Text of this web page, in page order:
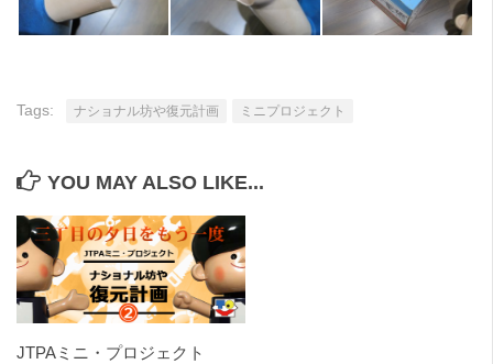
Tags: ナショナル坊や復元計画 ミニプロジェクト
YOU MAY ALSO LIKE...
JTPAミニ・プロジェクト